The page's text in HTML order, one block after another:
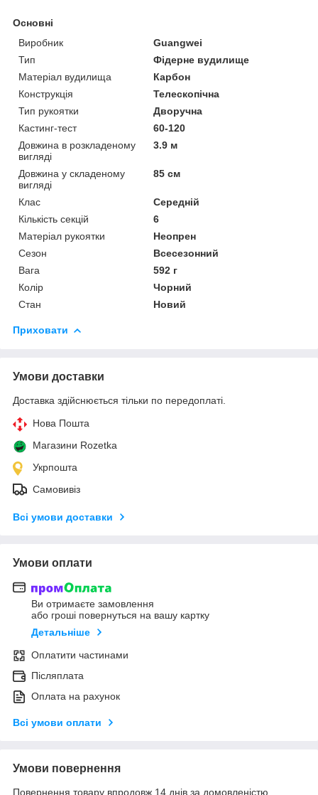
Основні
Виробник
Guangwei
Тип
Фідерне вудилище
Матеріал вудилища
Карбон
Конструкція
Телескопічна
Тип рукоятки
Дворучна
Кастинг-тест
60-120
Довжина в розкладеному
вигляді
3.9 м
Довжина у складеному
вигляді
85 см
Клас
Середній
Кількість секцій
6
Матеріал рукоятки
Неопрен
Сезон
Всесезонний
Вага
592 г
Колір
Чорний
Стан
Новий
Приховати
Умови доставки
Доставка здійснюється тільки по передоплаті.
Нова Пошта
Магазини Rozetka
Укрпошта
Самовивіз
Всі умови доставки
Умови оплати
Ви отримаєте замовлення
або гроші повернуться на вашу картку
Детальніше
Оплатити частинами
Післяплата
Оплата на рахунок
Всі умови оплати
Умови повернення
Повернення товару впродовж 14 днів за домовленістю